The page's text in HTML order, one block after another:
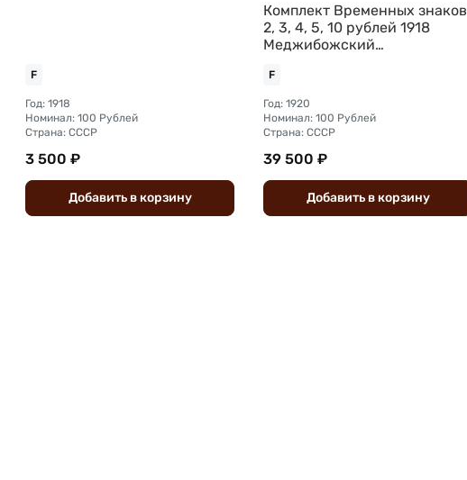
F
Год: 1918
Номинал: 100 Рублей
Страна: СССР
3 500 ₽
Добавить вкорзину
Комплект Временных знаков
2, 3, 4, 5, 10 рублей 1918
Меджибожский
Жизнь Меджибож
F
Год: 1920
Номинал: 100 Рублей
Страна: СССР
39 500 ₽
Добавить вкорзину